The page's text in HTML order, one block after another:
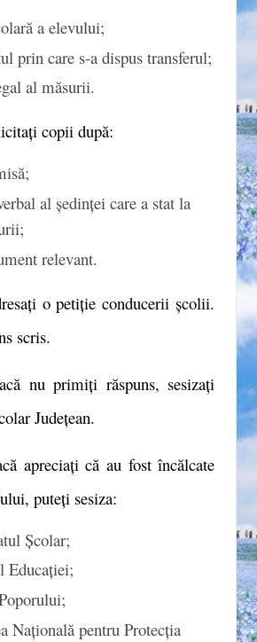
a elevului;
prin care s-a dispus transferul;
al măsurii.
copii după:
al ședinței care a stat la
relevant.
o petiție conducerii școlii.
scris.
nu primiți răspuns, sesizați
Județean.
apreciați că au fost încălcate
puteți sesiza:
Școlar;
Educației;
Națională pentru Protecția